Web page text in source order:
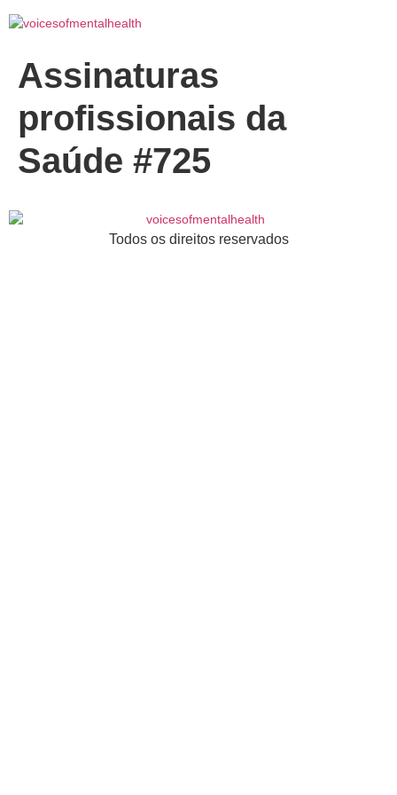
Assinaturas
profissionais da
Saúde #725
Todos os direitos reservados